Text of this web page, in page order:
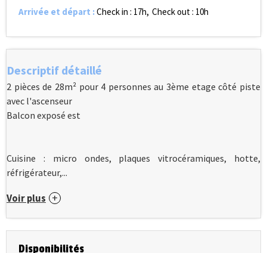
Arrivée et départ :Check in : 17h Check out : 10h
Descriptif détaillé
2 pièces de 28m² pour 4 personnes au 3ème etage côté piste
avec l'ascenseur
Balcon exposé est
Cuisine : micro ondes, plaques vitrocéramiques, hotte,
réfrigérateur,...
Voir plus
Disponibilités